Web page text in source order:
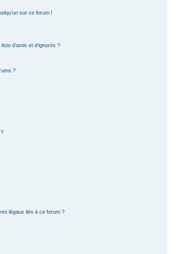
sur ce forum !
d’amis et d’ignorés ?
?
légaux liés à ce forum ?